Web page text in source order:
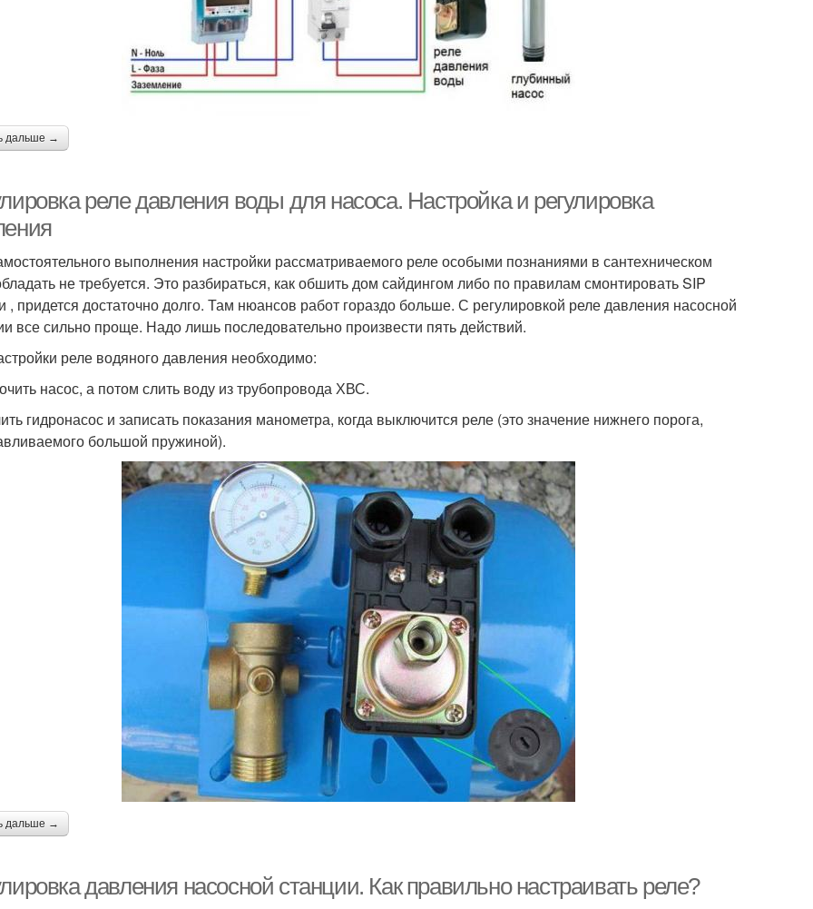
дальше →
реле давления воды для насоса. Настройка и регулировка
выполнения настройки рассматриваемого реле особыми познаниями в сантехническом
не требуется. Это разбираться, как обшить дом сайдингом либо по правилам смонтировать SIP
, придется достаточно долго. Там нюансов работ гораздо больше. С регулировкой реле давления насосной
все сильно проще. Надо лишь последовательно произвести пять действий.
реле водяного давления необходимо:
насос, а потом слить воду из трубопровода ХВС.
гидронасос и записать показания манометра, когда выключится реле (это значение нижнего порога,
большой пружиной).
дальше →
давления насосной станции. Как правильно настраивать реле?